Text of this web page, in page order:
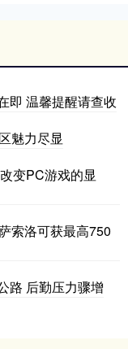
即 温馨提醒请查收
魅力尽显
变PC游戏的显
索洛可获最高750
路 后勤压力骤增